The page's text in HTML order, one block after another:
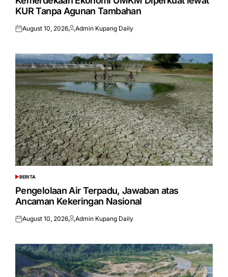
KUR Tanpa Agunan Tambahan
Posted
August 10, 2026Posted
Admin Kupang Daily
POSTED
IN
BERITA
Pengelolaan Air Terpadu, Jawaban atas
Ancaman Kekeringan Nasional
Posted
August 10, 2026Posted
Admin Kupang Daily